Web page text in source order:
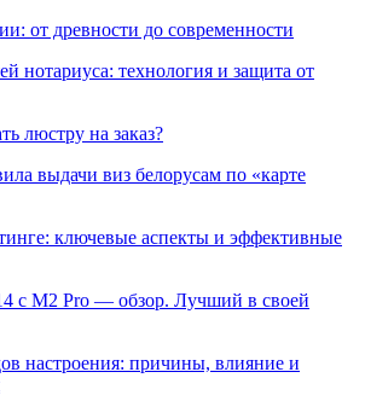
от древности до современности
нотариуса: технология и защита от
люстру на заказ?
выдачи виз белорусам по «карте
ключевые аспекты и эффективные
с M2 Pro — обзор. Лучший в своей
настроения: причины, влияние и